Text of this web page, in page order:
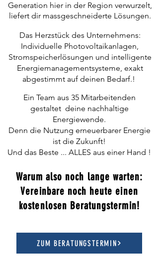
Generation hier in der Region verwurzelt,
liefert dir massgeschneiderte Lösungen.
Das Herzstück des Unternehmens:
Individuelle Photovoltaikanlagen,
Stromspeicherlösungen und intelligente
Energiemanagementsysteme, exakt
abgestimmt auf deinen Bedarf.!
Ein Team aus 35 Mitarbeitenden
gestaltet deine nachhaltige
Energiewende.
Denn die Nutzung erneuerbarer Energie
ist die Zukunft!
Und das Beste ... ALLES aus einer Hand !
Warum also noch lange warten:
Vereinbare noch heute einen
kostenlosen Beratungstermin!
ZUM BERATUNGSTERMIN